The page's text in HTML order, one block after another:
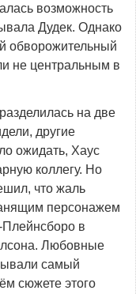
возможность
Дудек. Однако
обворожительный
не центральным в
на две
другие
ожидать, Хаус
коллегу. Но
что жаль
персонажем
в
Любовные
самый
сюжете этого